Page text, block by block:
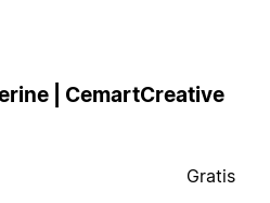
| CemartCreative
Gratis